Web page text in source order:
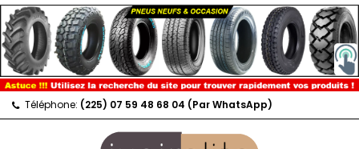
Téléphone: (225) 07 59 48 68 04 (Par WhatsApp)